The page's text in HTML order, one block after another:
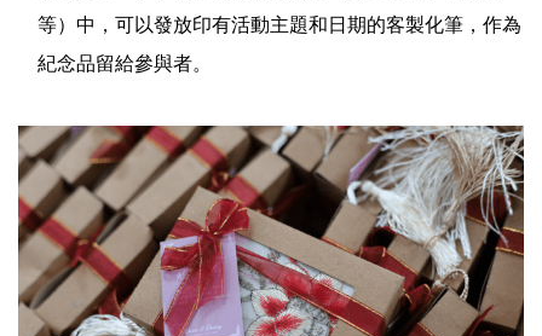
等）中，可以發放印有活動主題和日期的客製化筆，作為
紀念品留給參與者。